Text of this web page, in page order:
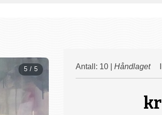
5 / 5 Antall: 10 | Håndlaget
kr